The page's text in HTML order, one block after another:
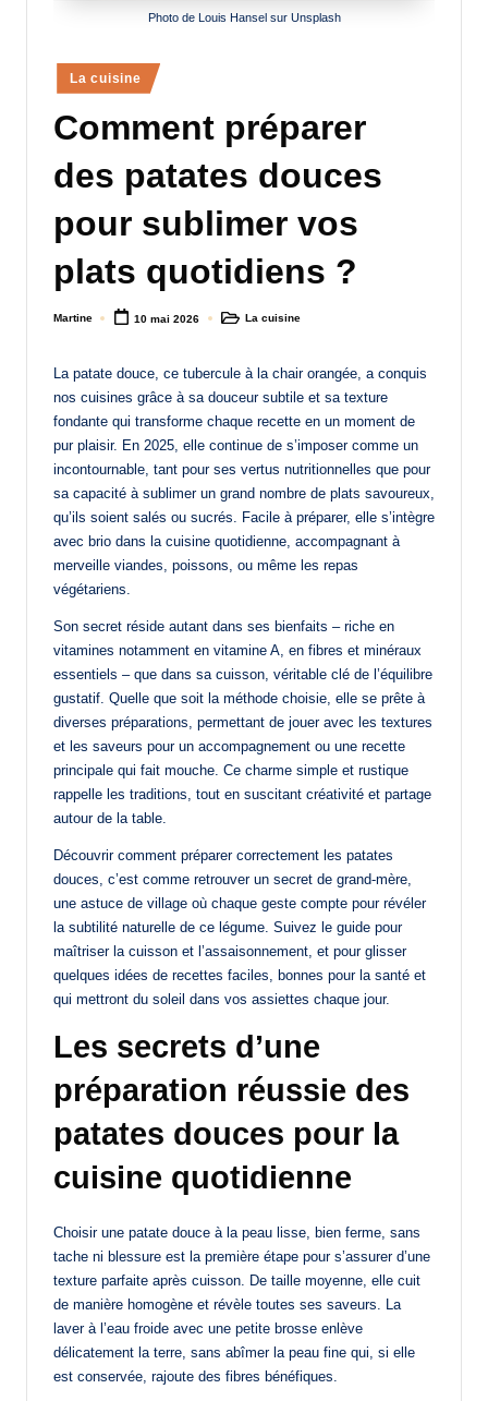
Photo de Louis Hansel sur Unsplash
Posted
in
La cuisine
Comment préparer
des patates douces
pour sublimer vos
plats quotidiens ?
Posted
Martine 10 mai 2026
PostedLa cuisine
La patate douce, ce tubercule à la chair orangée, a conquis
nos cuisines grâce à sa douceur subtile et sa texture
fondante qui transforme chaque recette en un moment de
pur plaisir. En 2025, elle continue de s’imposer comme un
incontournable, tant pour ses vertus nutritionnelles que pour
sa capacité à sublimer un grand nombre de plats savoureux,
qu’ils soient salés ou sucrés. Facile à préparer, elle s’intègre
avec brio dans la cuisine quotidienne, accompagnant à
merveille viandes, poissons, ou même les repas
végétariens.
Son secret réside autant dans ses bienfaits – riche en
vitamines notamment en vitamine A, en fibres et minéraux
essentiels – que dans sa cuisson, véritable clé de l’équilibre
gustatif. Quelle que soit la méthode choisie, elle se prête à
diverses préparations, permettant de jouer avec les textures
et les saveurs pour un accompagnement ou une recette
principale qui fait mouche. Ce charme simple et rustique
rappelle les traditions, tout en suscitant créativité et partage
autour de la table.
Découvrir comment préparer correctement les patates
douces, c’est comme retrouver un secret de grand-mère,
une astuce de village où chaque geste compte pour révéler
la subtilité naturelle de ce légume. Suivez le guide pour
maîtriser la cuisson et l’assaisonnement, et pour glisser
quelques idées de recettes faciles, bonnes pour la santé et
qui mettront du soleil dans vos assiettes chaque jour.
Les secrets d’une
préparation réussie des
patates douces pour la
cuisine quotidienne
Choisir une patate douce à la peau lisse, bien ferme, sans
tache ni blessure est la première étape pour s’assurer d’une
texture parfaite après cuisson. De taille moyenne, elle cuit
de manière homogène et révèle toutes ses saveurs. La
laver à l’eau froide avec une petite brosse enlève
délicatement la terre, sans abîmer la peau fine qui, si elle
est conservée, rajoute des fibres bénéfiques.